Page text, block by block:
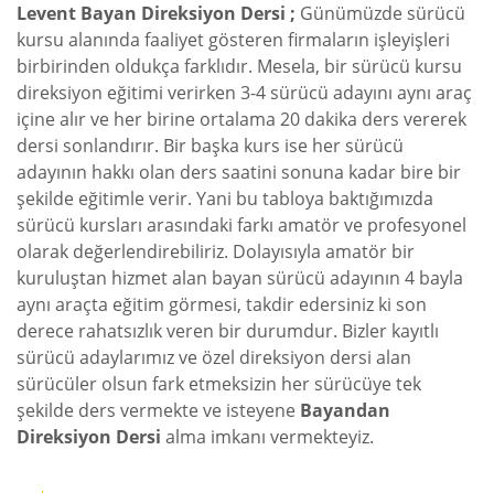
Levent Bayan Direksiyon Dersi ; Günümüzde sürücü
kursu alanında faaliyet gösteren firmaların işleyişleri
birbirinden oldukça farklıdır. Mesela, bir sürücü kursu
direksiyon eğitimi verirken 3-4 sürücü adayını aynı araç
içine alır ve her birine ortalama 20 dakika ders vererek
dersi sonlandırır. Bir başka kurs ise her sürücü
adayının hakkı olan ders saatini sonuna kadar bire bir
şekilde eğitimle verir. Yani bu tabloya baktığımızda
sürücü kursları arasındaki farkı amatör ve profesyonel
olarak değerlendirebiliriz. Dolayısıyla amatör bir
kuruluştan hizmet alan bayan sürücü adayının 4 bayla
aynı araçta eğitim görmesi, takdir edersiniz ki son
derece rahatsızlık veren bir durumdur. Bizler kayıtlı
sürücü adaylarımız ve özel direksiyon dersi alan
sürücüler olsun fark etmeksizin her sürücüye tek
şekilde ders vermekte ve isteyene Bayandan
Direksiyon Dersi alma imkanı vermekteyiz.